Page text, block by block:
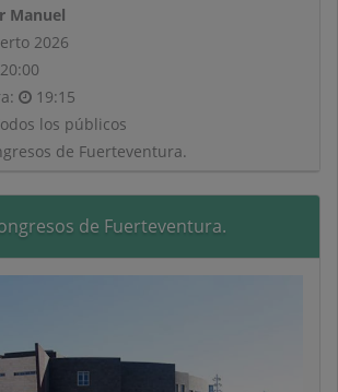
Manuel
2026
20:00
19:15
los públicos
de Fuerteventura.
de Fuerteventura.